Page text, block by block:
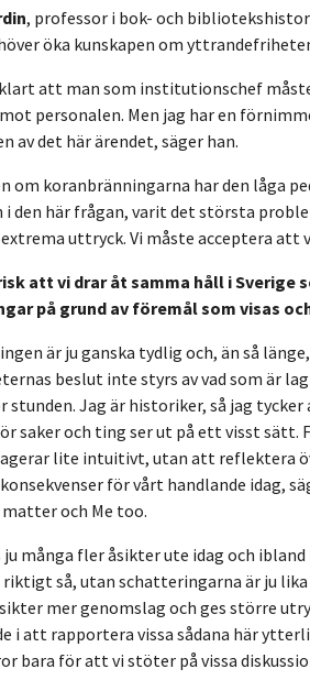
, professor i bok- och
öka kunskapen om
att man som institutionschef
personalen. Men jag har en
av det här ärendet, säger han.
om koranbränningarna har den låga
i den här frågan, varit det största
uttryck. Vi måste acceptera att
att vi drar åt samma håll i Sverige
på grund av föremål som visas
är ju ganska tydlig och, än så
beslut inte styrs av vad som är
Jag är historiker, så jag
saker och ting ser ut på ett visst sätt.
lite intuitivt, utan att reflektera
för vårt handlande idag,
och Me too.
ju många fler åsikter ute idag och
så, utan schatteringarna är ju
mer genomslag och ges större
i att rapportera vissa sådana här
bara för att vi stöter på vissa